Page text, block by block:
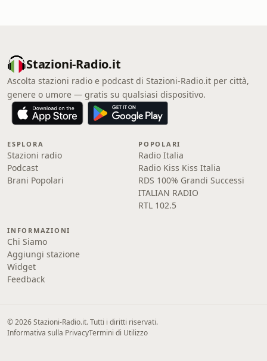
Stazioni-Radio.it
Ascolta stazioni radio e podcast di Stazioni-Radio.it per città,
genere o umore — gratis su qualsiasi dispositivo.
ESPLORA
Stazioni radio
Podcast
Brani Popolari
POPOLARI
Radio Italia
Radio Kiss Kiss Italia
RDS 100% Grandi Successi
ITALIAN RADIO
RTL 102.5
INFORMAZIONI
Chi Siamo
Aggiungi stazione
Widget
Feedback
© 2026 Stazioni-Radio.it. Tutti i diritti riservati.
Informativa sulla PrivacyTermini di Utilizzo